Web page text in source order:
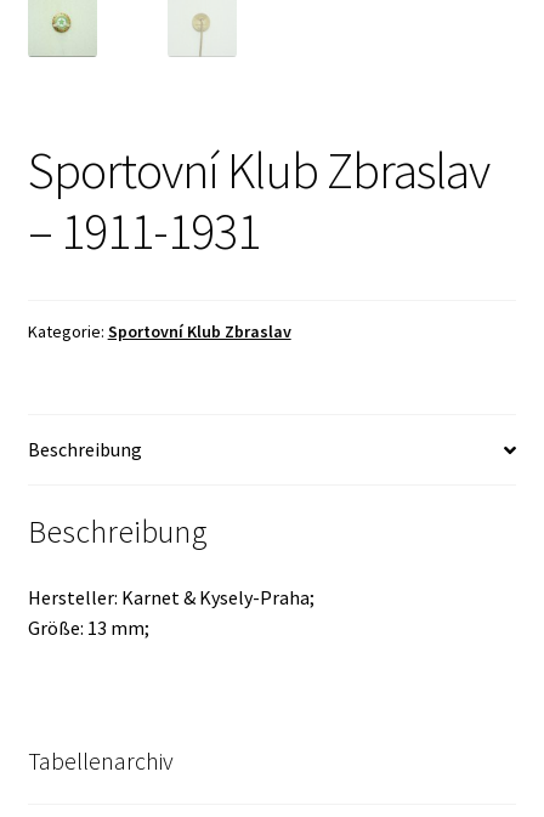
Sportovní Klub Zbraslav
– 1911-1931
Kategorie: Sportovní Klub Zbraslav
Beschreibung
Beschreibung
Hersteller: Karnet & Kysely-Praha;
Größe: 13 mm;
Tabellenarchiv